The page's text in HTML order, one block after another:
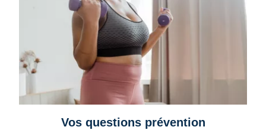
Vos questions prévention